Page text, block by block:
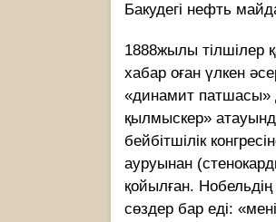
Бакудегі нефть
1888жылы тілшілер
хабар оған үлкен
«динамит патшасы»
қылмыскер»
бейбітшілік
ауруынан
қойылған.
сөздер бар еді: